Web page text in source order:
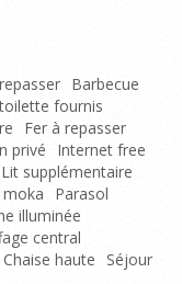
Barbecue
fournis
Fer à repasser
privé
Internet free
Lit supplémentaire
Parasol
illuminée
central
Chaise haute
Séjour